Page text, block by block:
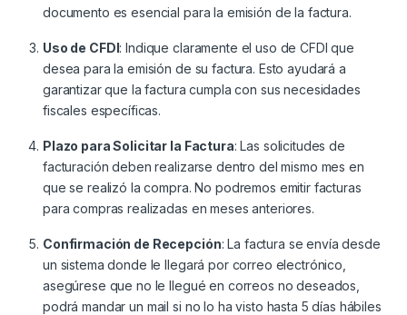
documento es esencial para la emisión de la factura.
Uso de CFDI: Indique claramente el uso de CFDI que
desea para la emisión de su factura. Esto ayudará a
garantizar que la factura cumpla con sus necesidades
fiscales específicas.
Plazo para Solicitar la Factura: Las solicitudes de
facturación deben realizarse dentro del mismo mes en
que se realizó la compra. No podremos emitir facturas
para compras realizadas en meses anteriores.
Confirmación de Recepción: La factura se envía desde
un sistema donde le llegará por correo electrónico,
asegúrese que no le llegué en correos no deseados,
podrá mandar un mail si no lo ha visto hasta 5 días hábiles